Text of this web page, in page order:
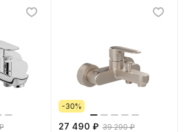
-30%
27 490 ₽ 39 290 ₽